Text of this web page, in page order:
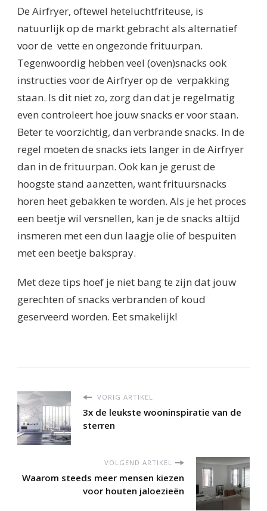
De Airfryer, oftewel heteluchtfriteuse, is
natuurlijk op de markt gebracht als alternatief
voor de vette en ongezonde frituurpan.
Tegenwoordig hebben veel (oven)snacks ook
instructies voor de Airfryer op de verpakking
staan. Is dit niet zo, zorg dan dat je regelmatig
even controleert hoe jouw snacks er voor staan.
Beter te voorzichtig, dan verbrande snacks. In de
regel moeten de snacks iets langer in de Airfryer
dan in de frituurpan. Ook kan je gerust de
hoogste stand aanzetten, want frituursnacks
horen heet gebakken te worden. Als je het proces
een beetje wil versnellen, kan je de snacks altijd
insmeren met een dun laagje olie of bespuiten
met een beetje bakspray.
Met deze tips hoef je niet bang te zijn dat jouw
gerechten of snacks verbranden of koud
geserveerd worden. Eet smakelijk!
VORIG ARTIKEL
3x de leukste wooninspiratie van de
sterren
VOLGEND ARTIKEL
Waarom steeds meer mensen kiezen
voor houten jaloezieën